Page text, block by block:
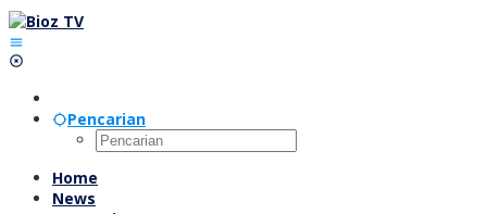
Lewati
ke
konten
Pencarian
Home
News